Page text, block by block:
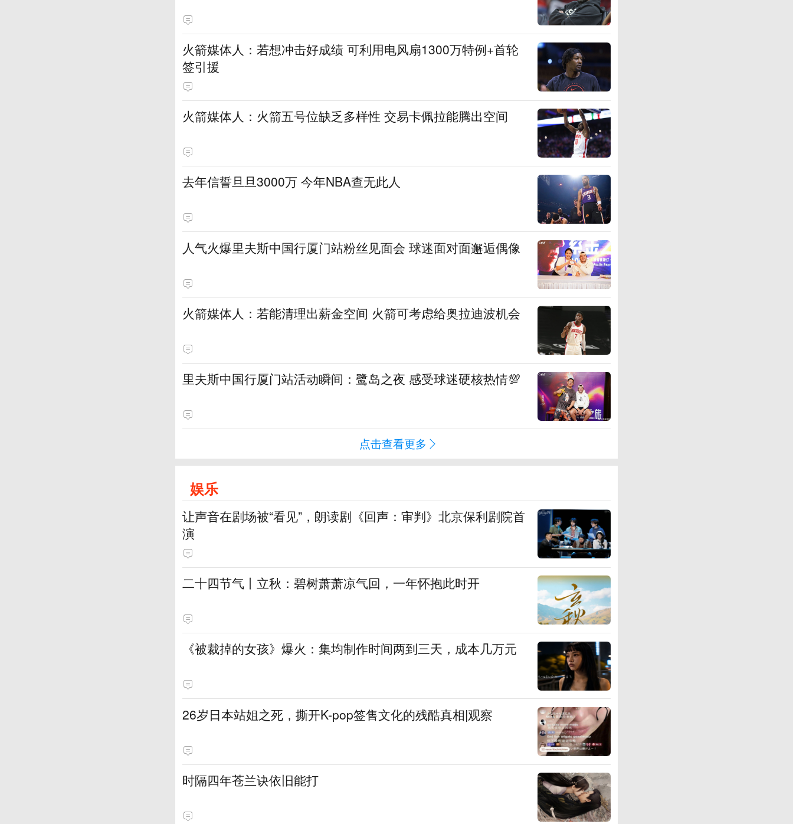
火箭媒体人：若想冲击好成绩 可利用电风扇1300万特例+首轮
签引援
火箭媒体人：火箭五号位缺乏多样性 交易卡佩拉能腾出空间
去年信誓旦旦3000万 今年NBA查无此人
人气火爆里夫斯中国行厦门站粉丝见面会 球迷面对面邂逅偶像
火箭媒体人：若能清理出薪金空间 火箭可考虑给奥拉迪波机会
里夫斯中国行厦门站活动瞬间：鹭岛之夜 感受球迷硬核热情💯
点击查看更多
娱乐
让声音在剧场被“看见”，朗读剧《回声：审判》北京保利剧院首
演
二十四节气丨立秋：碧树萧萧凉气回，一年怀抱此时开
《被裁掉的女孩》爆火：集均制作时间两到三天，成本几万元
​26岁日本站姐之死，撕开K-pop签售文化的残酷真相|观察
时隔四年苍兰诀依旧能打